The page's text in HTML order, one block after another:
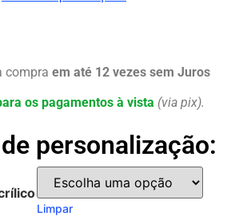
compra em até 12 vezes sem Juros
os pagamentos à vista (via pix).
personalização:
Limpar